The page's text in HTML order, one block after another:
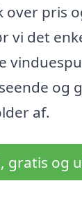
pris
vi det
og
af.
gratis og